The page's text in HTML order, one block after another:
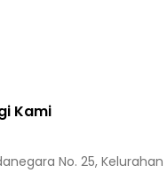
Kami
No. 25, Kelurahan